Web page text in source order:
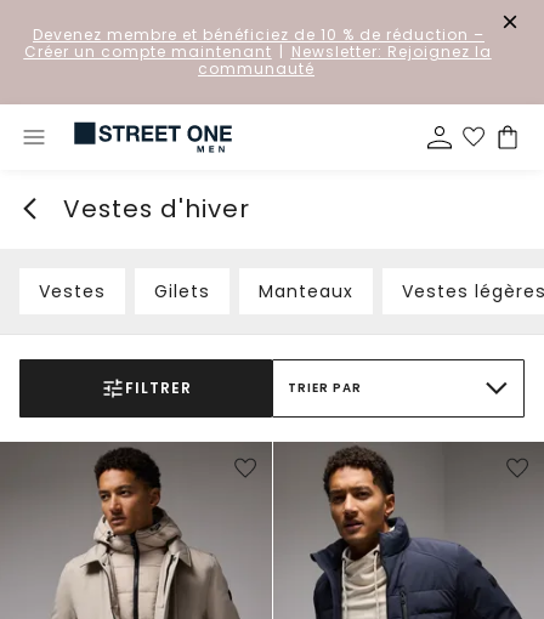
Devenez membre et bénéficiez de 10 % de réduction –
Créer un compte maintenant | Newsletter: Rejoignez la
communauté
Vestes d'hiver
Vestes Gilets Manteaux Vestes
FILTRER TRIER PAR